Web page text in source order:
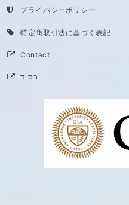
プライバシーポリシー
特定商取引法に基づく表記
Contact
בס"ד